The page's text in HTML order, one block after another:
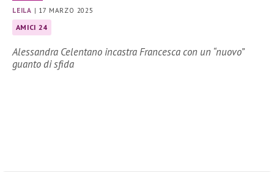
LEILA | 17 MARZO 2025
AMICI 24
Alessandra Celentano incastra Francesca con un “nuovo”
guanto di sfida